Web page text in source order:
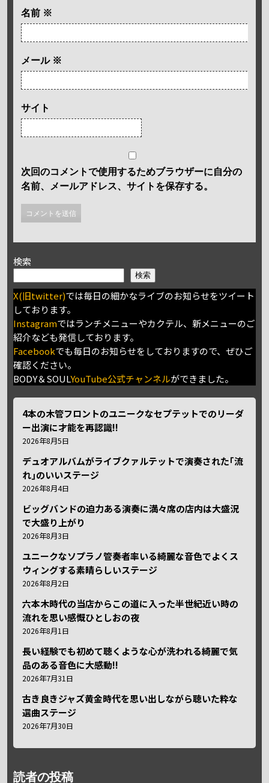
名前 ※
メール ※
サイト
次回のコメントで使用するためブラウザーに自分の
名前、メールアドレス、サイトを保存する。
検索
検索
X(旧twitter)では毎日の細かなライブのお知らせをツイート
しております。
Instagramではランチメニューやカクテル、新メニューのご
紹介なども発信しております。
Facebookでも毎日のお知らせをしておりますので、ぜひご
確認ください。
BODY＆SOULYouTube公式チャンネルができました。
4本の木管フロントのユニークなセプテットでのリーダ
ー出演に才能を再認識!!
2026年8月5日
デュオアルバムがライブクァルテットで演奏された｢流
れ｣のいいステージ
2026年8月4日
ビッグバンドの迫力ある演奏に満々席の店内は大盛況
で大盛り上がり
2026年8月3日
ユニークなソプラノ管奏者率いる綺麗な音色でよくス
ウィングする素晴らしいステージ
2026年8月2日
六本木時代の当店からこの道に入った半世紀近い時の
流れを思い感慨ひとしおの夜
2026年8月1日
長い経験でも初めて聴くような心が洗われる綺麗で気
品のある音色に大感動!!
2026年7月31日
古き良きジャズ黄金時代を思い出しながら聴いた粋な
選曲ステージ
2026年7月30日
読者の投稿